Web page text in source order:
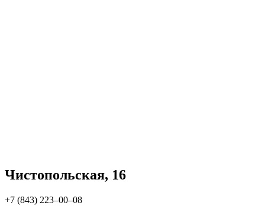
Чистопольская, 16
+7 (843) 223‒00‒08